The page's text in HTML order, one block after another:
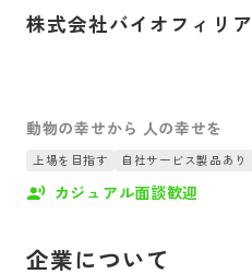
株式会社バイオフィリア
動物の幸せから 人の幸せを
上場を目指す 自社サービス製品あり
カジュアル面談歓迎
企業について